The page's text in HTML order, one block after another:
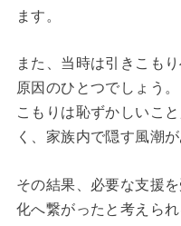
ます。
また、当時は引きこも
原因のひとつでしょう
こもりは恥ずかしいこ
く、家族内で隠す風潮
その結果、必要な支援
化へ繋がったと考えられ